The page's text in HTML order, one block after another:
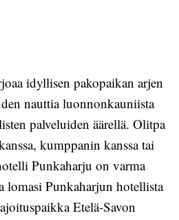
idyllisen pakopaikan arjen
nauttia luonnonkauniista
palveluiden äärellä. Olitpa
kumppanin kanssa tai
Punkaharju on varma
lomasi Punkaharjun hotellista
Etelä-Savon